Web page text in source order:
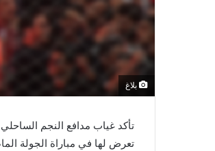
بلاغ
تأكد غياب مدافع النجم
تعرض لها في مباراة الجولة